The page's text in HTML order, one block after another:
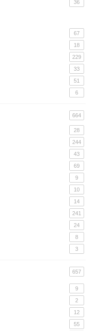
36
67
18
229
33
51
6
664
28
244
43
69
9
10
14
241
24
8
3
657
9
2
12
55